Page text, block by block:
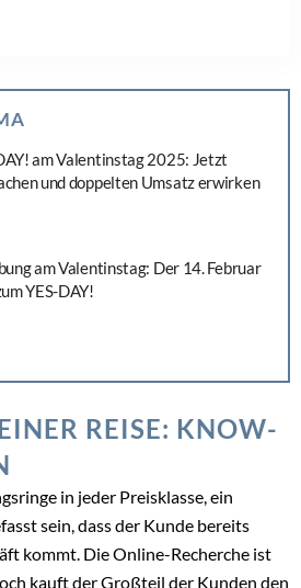
Day
um einen Kommentar abzugeben.
und Beratung: Juwelier Dreier